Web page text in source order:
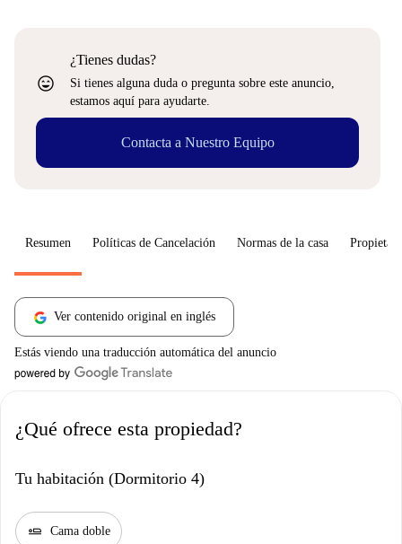
sentiment_very_satisfied
¿Tienes dudas?
Si tienes alguna duda o pregunta sobre este anuncio,
estamos aquí para ayudarte.
Contacta a Nuestro Equipo
Resumen Políticas de Cancelación Normas de la casa
Ver contenido original en inglés
Estás viendo una traducción automática del anuncio
¿Qué ofrece esta propiedad?
Tu habitación (Dormitorio 4)
airline_seat_flat Cama doble